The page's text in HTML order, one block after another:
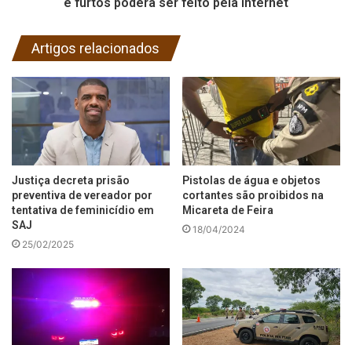
Artigos relacionados
Justiça decreta prisão
preventiva de vereador por
tentativa de feminicídio em
SAJ
25/02/2025
Pistolas de água e objetos
cortantes são proibidos na
Micareta de Feira
18/04/2024